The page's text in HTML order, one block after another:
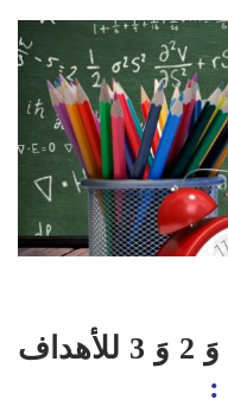
درس (التهيئة) الأعداد1 وَ 2 وَ 3 للأهداف
: